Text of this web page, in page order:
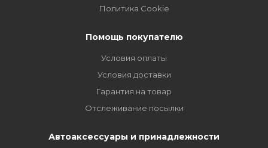
Политика Cookie
Помощь покупателю
Условия оплаты
Условия доставки
Гарантия на товар
Отслеживание посылки
Автоаксессуары и принадлежности